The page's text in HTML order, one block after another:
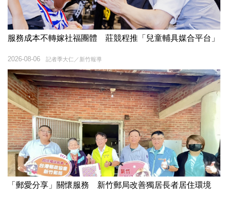
服務成本不轉嫁社福團體 莊競程推「兒童輔具媒合平台」
記者季大仁／新竹報導
2026-08-06
「郵愛分享」關懷服務 新竹郵局改善獨居長者居住環境